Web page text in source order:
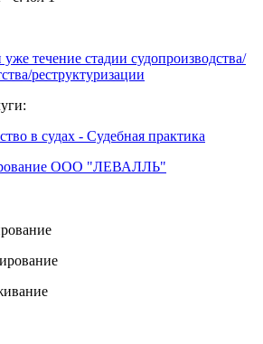
течение стадии судопроизводства/
реструктуризации
в судах - Судебная практика
ООО "ЛЕВАЛЛЬ"